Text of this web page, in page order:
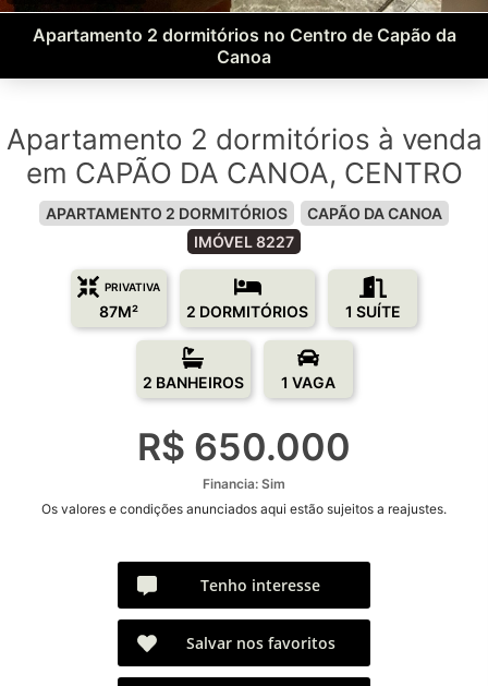
Apartamento 2 dormitórios no Centro de Capão da
Canoa
Apartamento 2 dormitórios à venda
em CAPÃO DA CANOA, CENTRO
APARTAMENTO 2 DORMITÓRIOS
CAPÃO DA CANOA
IMÓVEL 8227
PRIVATIVA
87M² 2 DORMITÓRIOS 1 SUÍTE
2 BANHEIROS 1 VAGA
R$ 650.000
Financia: Sim
Os valores e condições anunciados aqui estão sujeitos a reajustes.
Tenho interesse
Salvar nos favoritos